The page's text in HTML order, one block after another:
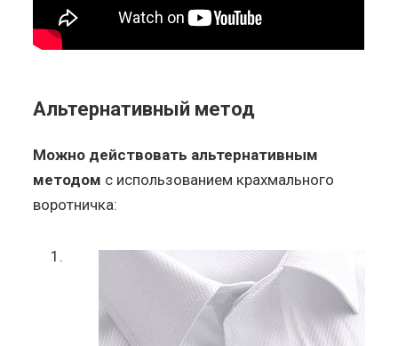
Альтернативный метод
Можно действовать альтернативным
методом с использованием крахмального
воротничка: